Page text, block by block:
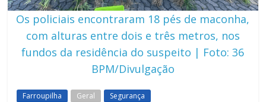
Os policiais encontraram 18 pés de maconha,
com alturas entre dois e três metros, nos
fundos da residência do suspeito | Foto: 36
BPM/Divulgação
Farroupilha Geral Segurança